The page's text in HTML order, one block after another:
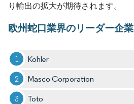
り輸出の拡大が期待されます。
欧州蛇口業界のリーダー企業
Kohler
Masco Corporation
Toto